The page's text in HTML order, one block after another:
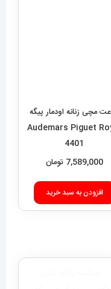
مچی زنانه اودمار پیگه
Audemars Piguet
4401
7,589,000 تومان
افزودن به سبد خرید